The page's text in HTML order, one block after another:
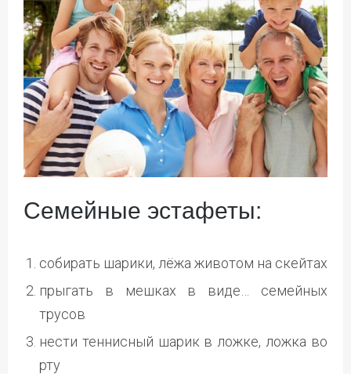
Семейные эстафеты:
собирать шарики, лёжа животом на скейтах
прыгать в мешках в виде… семейных
трусов
нести теннисный шарик в ложке, ложка во
рту